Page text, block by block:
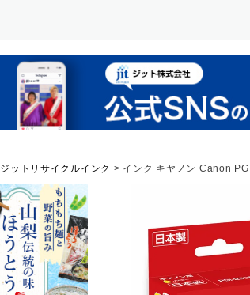
ジットリサイクルインク インク キヤノン Canon